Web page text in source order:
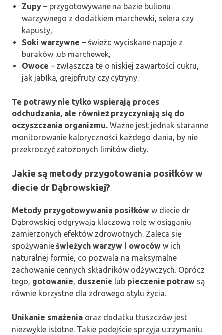
Zupy – przygotowywane na bazie bulionu
warzywnego z dodatkiem marchewki, selera czy
kapusty,
Soki warzywne – świeżo wyciskane napoje z
buraków lub marchewek,
Owoce – zwłaszcza te o niskiej zawartości cukru,
jak jabłka, grejpfruty czy cytryny.
Te potrawy nie tylko wspierają proces
odchudzania, ale również przyczyniają się do
oczyszczania organizmu. Ważne jest jednak staranne
monitorowanie kaloryczności każdego dania, by nie
przekroczyć założonych limitów diety.
Jakie są metody przygotowania posiłków w
diecie dr Dąbrowskiej?
Metody przygotowywania posiłków w diecie dr
Dąbrowskiej odgrywają kluczową rolę w osiąganiu
zamierzonych efektów zdrowotnych. Zaleca się
spożywanie świeżych warzyw i owoców w ich
naturalnej formie, co pozwala na maksymalne
zachowanie cennych składników odżywczych. Oprócz
tego, gotowanie, duszenie lub pieczenie potraw są
równie korzystne dla zdrowego stylu życia.
Unikanie smażenia oraz dodatku tłuszczów jest
niezwykle istotne. Takie podejście sprzyja utrzymaniu